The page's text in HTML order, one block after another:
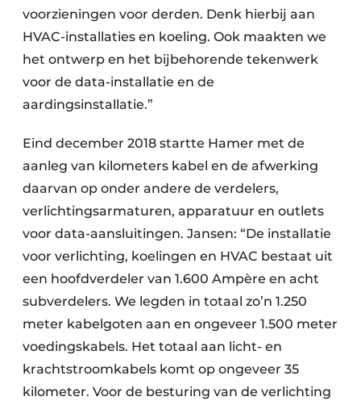
voorzieningen voor derden. Denk hierbij aan
HVAC-installaties en koeling. Ook maakten we
het ontwerp en het bijbehorende tekenwerk
voor de data-installatie en de
aardingsinstallatie.”
Eind december 2018 startte Hamer met de
aanleg van kilometers kabel en de afwerking
daarvan op onder andere de verdelers,
verlichtingsarmaturen, apparatuur en outlets
voor data-aansluitingen. Jansen: “De installatie
voor verlichting, koelingen en HVAC bestaat uit
een hoofdverdeler van 1.600 Ampère en acht
subverdelers. We legden in totaal zo’n 1.250
meter kabelgoten aan en ongeveer 1.500 meter
voedingskabels. Het totaal aan licht- en
krachtstroomkabels komt op ongeveer 35
kilometer. Voor de besturing van de verlichting